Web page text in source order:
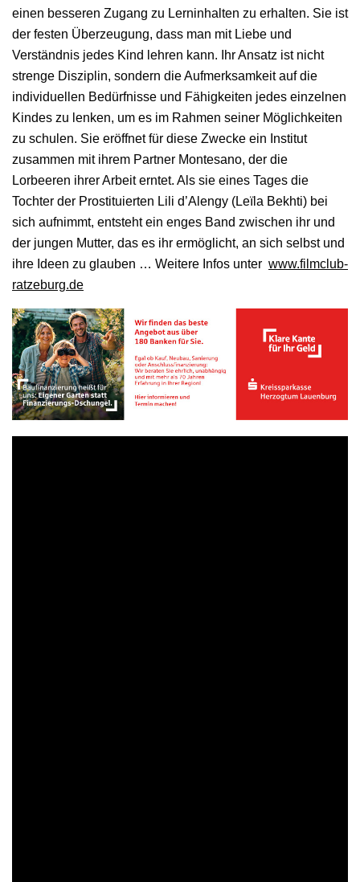
einen besseren Zugang zu Lerninhalten zu erhalten. Sie ist
der festen Überzeugung, dass man mit Liebe und
Verständnis jedes Kind lehren kann. Ihr Ansatz ist nicht
strenge Disziplin, sondern die Aufmerksamkeit auf die
individuellen Bedürfnisse und Fähigkeiten jedes einzelnen
Kindes zu lenken, um es im Rahmen seiner Möglichkeiten
zu schulen. Sie eröffnet für diese Zwecke ein Institut
zusammen mit ihrem Partner Montesano, der die
Lorbeeren ihrer Arbeit erntet. Als sie eines Tages die
Tochter der Prostituierten Lili d’Alengy (Leïla Bekhti) bei
sich aufnimmt, entsteht ein enges Band zwischen ihr und
der jungen Mutter, das es ihr ermöglicht, an sich selbst und
ihre Ideen zu glauben … Weitere Infos unter www.filmclub-
ratzeburg.de